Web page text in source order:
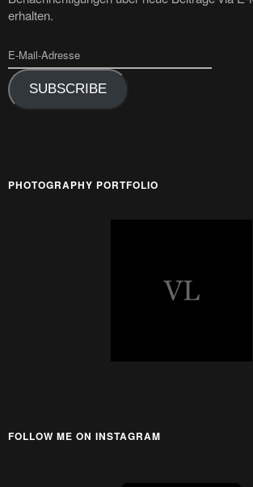
erhalten.
SUBSCRIBE
PHOTOGRAPHY PORTFOLIO
FOLLOW ME ON INSTAGRAM